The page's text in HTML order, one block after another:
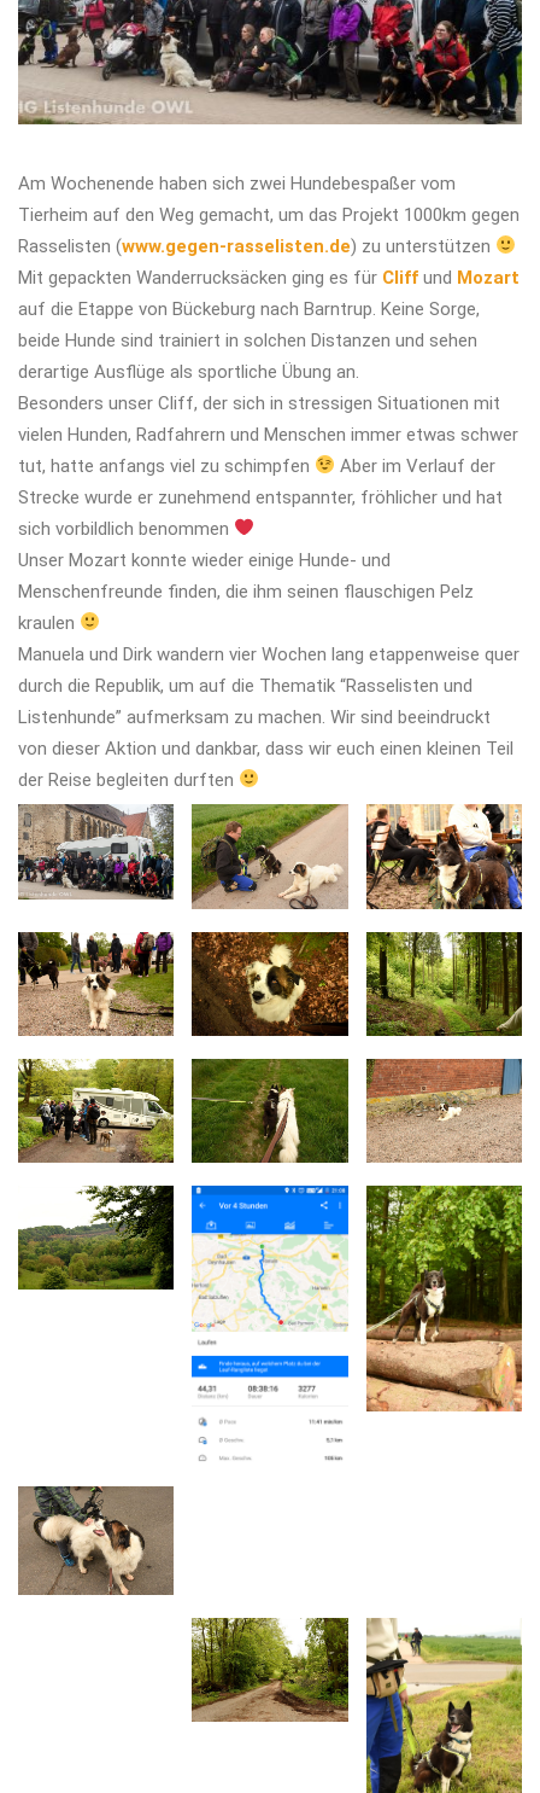
Am Wochenende haben sich zwei Hundebespaßer vom
Tierheim auf den Weg gemacht, um das Projekt 1000km gegen
Rasselisten (www.gegen-rasselisten.de) zu unterstützen
Mit gepackten Wanderrucksäcken ging es für Cliff und Mozart
auf die Etappe von Bückeburg nach Barntrup. Keine Sorge,
beide Hunde sind trainiert in solchen Distanzen und sehen
derartige Ausflüge als sportliche Übung an.
Besonders unser Cliff, der sich in stressigen Situationen mit
vielen Hunden, Radfahrern und Menschen immer etwas schwer
tut, hatte anfangs viel zu schimpfen
Aber im Verlauf der
Strecke wurde er zunehmend entspannter, fröhlicher und hat
sich vorbildlich benommen
Unser Mozart konnte wieder einige Hunde- und
Menschenfreunde finden, die ihm seinen flauschigen Pelz
kraulen
Manuela und Dirk wandern vier Wochen lang etappenweise quer
durch die Republik, um auf die Thematik “Rasselisten und
Listenhunde” aufmerksam zu machen. Wir sind beeindruckt
von dieser Aktion und dankbar, dass wir euch einen kleinen Teil
der Reise begleiten durften